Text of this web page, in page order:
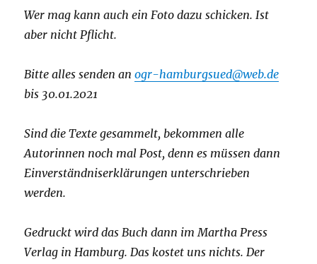
Wer mag kann auch ein Foto dazu schicken. Ist
aber nicht Pflicht.
Bitte alles senden anogr-hamburgsued@web.de
bis 30.01.2021
Sind die Texte gesammelt, bekommen alle
Autorinnen noch mal Post, denn es müssen dann
Einverständniserklärungen unterschrieben
werden.
Gedruckt wird das Buch dann im Martha Press
Verlag in Hamburg. Das kostet uns nichts. Der